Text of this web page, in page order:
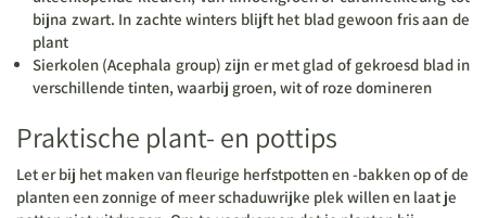
bijna zwart. In zachte winters blijft het blad gewoon fris aan de
plant
Sierkolen (Acephala group) zijn er met glad of gekroesd blad in
verschillende tinten, waarbij groen, wit of roze domineren
Praktische plant- en pottips
Let er bij het maken van fleurige herfstpotten en -bakken op of de
planten een zonnige of meer schaduwrijke plek willen en laat je